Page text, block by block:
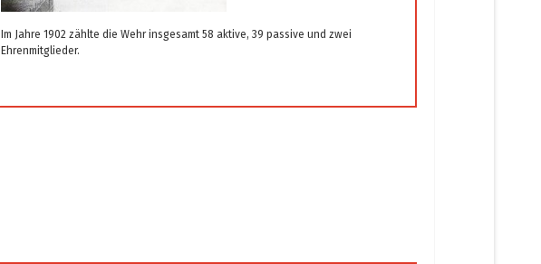
Im Jahre 1902 zählte die Wehr insgesamt 58 aktive, 39 passive und zwei
Ehrenmitglieder.